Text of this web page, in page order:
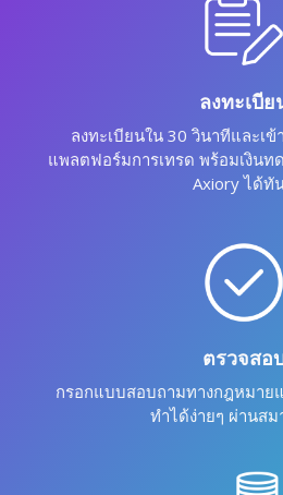
ลงทะเบีย
ลงทะเบียนใน 30 วินาทีและเ
แพลตฟอร์มการเทรด พร้อมเงินท
Axiory ได้ทั
ตรวจสอ
กรอกแบบสอบถามทางกฎหมาย
ทำได้ง่ายๆ ผ่านส